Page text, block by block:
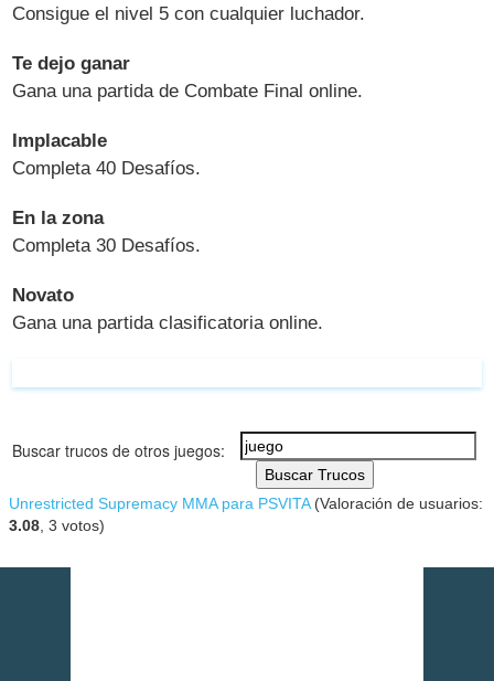
Consigue el nivel 5 con cualquier luchador.
Te dejo ganar
Gana una partida de Combate Final online.
Implacable
Completa 40 Desafíos.
En la zona
Completa 30 Desafíos.
Novato
Gana una partida clasificatoria online.
Buscar trucos de otros juegos:
Buscar Trucos
Unrestricted Supremacy MMA para PSVITA(Valoración de usuarios:
3.08,3 votos)